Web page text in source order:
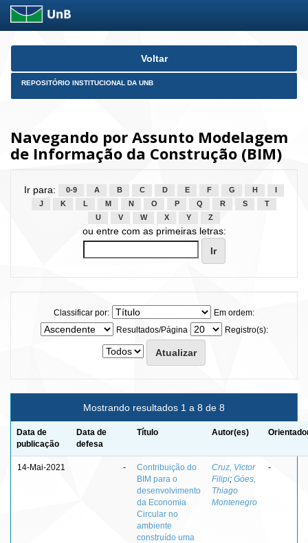
Skip
Voltar
REPOSITÓRIO INSTITUCIONAL DA UNB
Navegando por Assunto Modelagem
de Informação da Construção (BIM)
Ir para: 0-9 A B C D E F G H
J
K L M N O P Q R S
T
U
V W X Y Z
ou entre com as primeiras letras:
Classificar por:
Em ordem:
Resultados/Página
Registro(s):
Mostrando resultados 1 a 8 de 8
Data de
publicação
Data de
defesa
Título Autor(es)
14-Mai-2021 -
Contribuição do
BIM para o
desenvolvimento
da Economia
Circular no
ambiente
construído uma
Cruz, Victor
Filipi; Góes,
Thiago
Montenegro
-